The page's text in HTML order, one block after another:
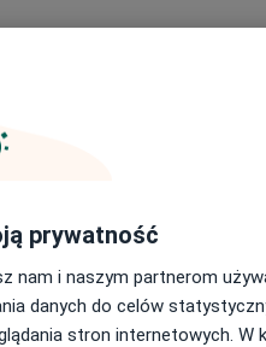
rynku ochrony zdrowia.
szacuje się, że będzie rosła w
poprawiających wygląd,
zawodowy i biznesowy.
nie tylko inwestycja finansowa,
przedstawiamy najważniejsze
prywatność
nam i naszym partnerom
danych do celów
stron internetowych. W